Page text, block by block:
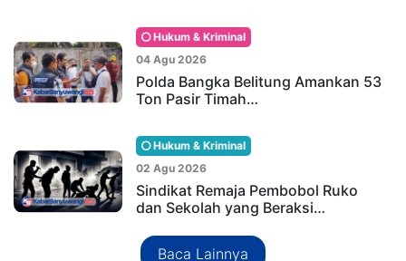
Hukum & Kriminal
04 Agu 2026
Polda Bangka Belitung Amankan 53
Ton Pasir Timah…
Hukum & Kriminal
02 Agu 2026
Sindikat Remaja Pembobol Ruko
dan Sekolah yang Beraksi…
Baca Lainnya